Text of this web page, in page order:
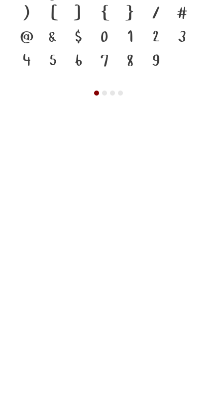
)
[ ] { } /
#
@
& $ 0 1 2
3
4
5 6 7 8 9